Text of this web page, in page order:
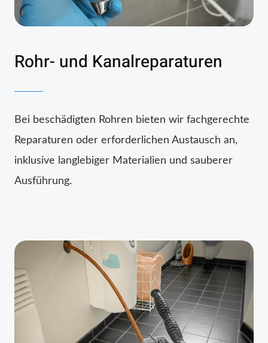
Rohr- und Kanalreparaturen
Bei beschädigten Rohren bieten wir fachgerechte
Reparaturen oder erforderlichen Austausch an,
inklusive langlebiger Materialien und sauberer
Ausführung.